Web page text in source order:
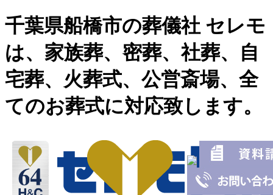
千葉県船橋市の葬儀社 セレモ
は、家族葬、密葬、社葬、自
宅葬、火葬式、公営斎場、全
てのお葬式に対応致します。